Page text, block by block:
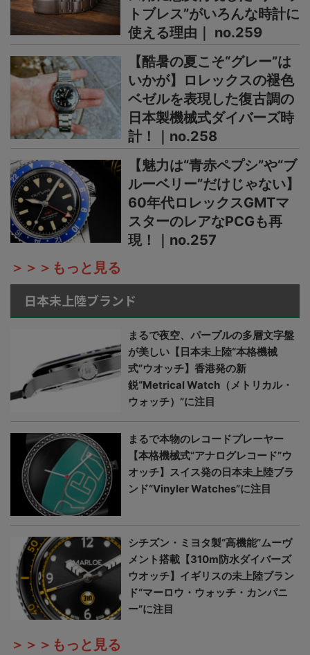
トブレス”がいろんな時計に
使える理由｜ no.259
【酷暑の夏こそ“グレー”は
いかが】ロレックスの褪色
ベゼルを表現した復古調の
日本製機械式ダイバーズ時
計！｜no.258
【魅力は“青赤ペプシ”や“ブ
ルーベリー”だけじゃない】
60年代ロレックスGMTマ
スターのレアなPCGも再
現！｜no.257
＞＞＞もっと見る
日本未上陸ブランド
まるで夜空、パープルの多層文字盤
が美しい【日本未上陸“本格機械
式”ウオッチ】香港発の新
鋭“Metrical Watch（メトリカル・
ウォッチ）”に注目
まるで本物のレコードプレーヤー
【本格機械式“アナログレコード”ウ
オッチ】スイス発の日本未上陸ブラ
ンド“Vinyler Watches”に注目
シチズン・ミヨタ製“高機能”ムーヴ
メント搭載【310m防水ダイバーズ
ウオッチ】イギリスの未上陸ブラン
ド“マーロウ・ウォッチ・カンパニ
ー”に注目
＞＞＞もっと見る